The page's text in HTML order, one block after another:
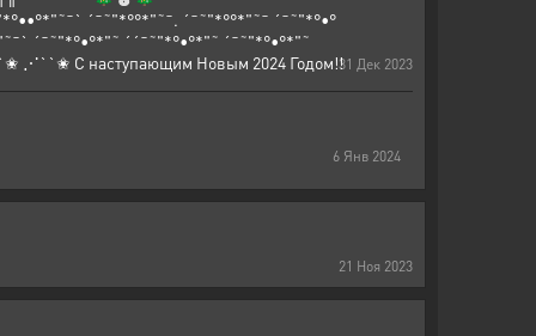
31 Дек 2023
´¯˜"*°°*"˜¯. ´¯˜"*°°*"˜¯ ´¯˜"*°•°
´¯˜"*°•°*"˜ ´´¯˜"*°•°*"˜ ´¯˜"*°•°*"˜
Новым 2024 Годом!!
6 Янв 2024
21 Ноя 2023